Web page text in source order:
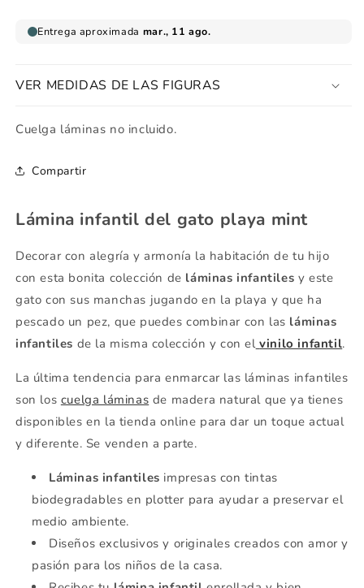
VER MEDIDAS DE LAS FIGURAS
Cuelga láminas no incluido.
Compartir
Lámina infantil del gato playa mint
Decorar con alegría y armonía la habitación de tu hijo
con esta bonita colección de láminas infantiles y este
gato con sus manchas jugando en la playa y que ha
pescado un pez, que puedes combinar con las láminas
infantiles de la misma colección y con el vinilo infantil.
La última tendencia para enmarcar las láminas infantiles
son los cuelga láminas de madera natural que ya tienes
disponibles en la tienda online para dar un toque actual
y diferente. Se venden a parte.
Láminas infantiles impresas con tintas
biodegradables en plotter para ayudar a preservar el
medio ambiente.
Diseños exclusivos y originales creados con amor y
pasión para los niños de la casa.